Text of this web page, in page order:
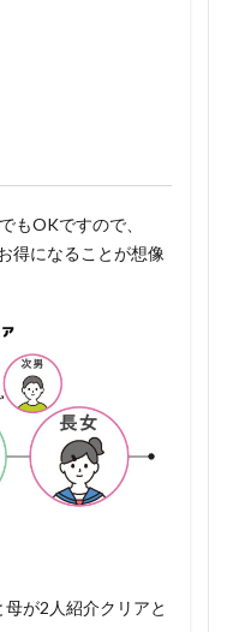
もOKですので、
得になることが想像
が2人紹介クリアと